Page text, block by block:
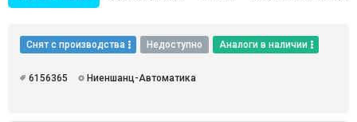
Снят с производства Недоступно Аналоги в наличии
6156365 Ниеншанц-Автоматика